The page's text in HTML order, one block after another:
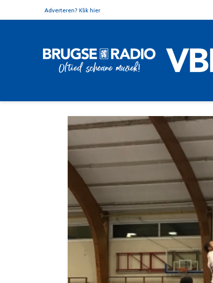
Adverteren? Klik hier